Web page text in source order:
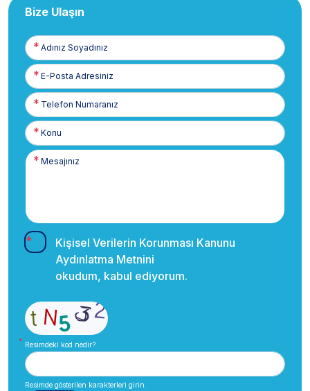
Bize Ulaşın
Adınız
Soyadınız
E-
Posta
Telefon
Numaranız
Kişisel Verilerin Korunması Kanunu
Aydınlatma Metnini
okudum, kabul ediyorum.
Resimdeki kod nedir?
Resimde gösterilen karakterleri girin.